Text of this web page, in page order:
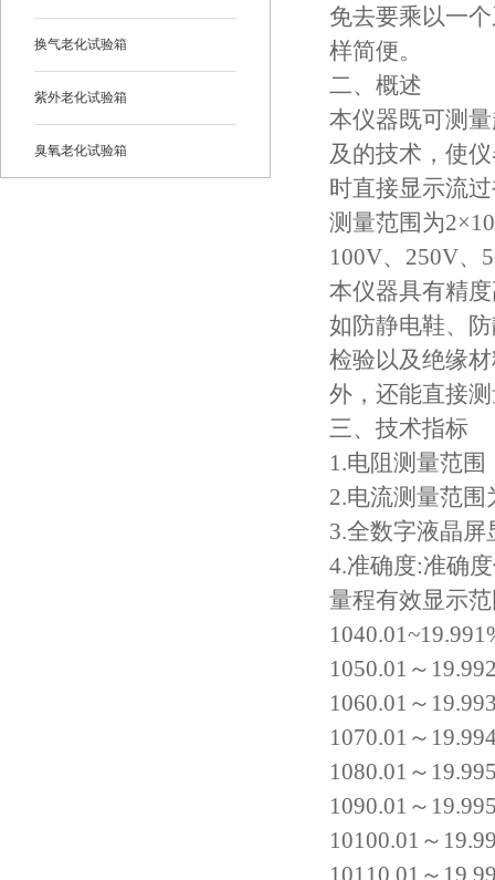
换气老化试验箱
紫外老化试验箱
臭氧老化试验箱
免去要乘以一
样简便。
二、概述
本仪器既可测
及的技术，使
时直接显示流
测量范围为
100V、250V、
本仪器具有精
如防静电鞋、
检验以及绝缘
外，还能直接
三、技术指标
1.电阻测量范
2.电流测量范围
3.全数字液晶屏
4.准确度:准确
量程有效显示
1050.01～
1060.01～
1070.01～
1080.01～
1090.01～
10100.01～
10110.01～